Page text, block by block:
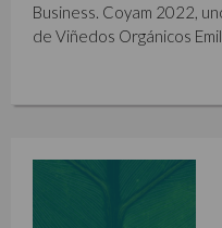
Business. Coyam 2022,
de Viñedos Orgánicos